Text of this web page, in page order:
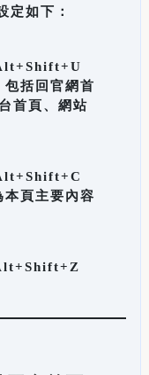
定如下：
括回官網首
首頁、網站
頁主要內容